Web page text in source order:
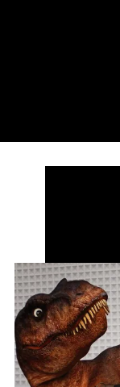
Kom
een
nachtje
slapen